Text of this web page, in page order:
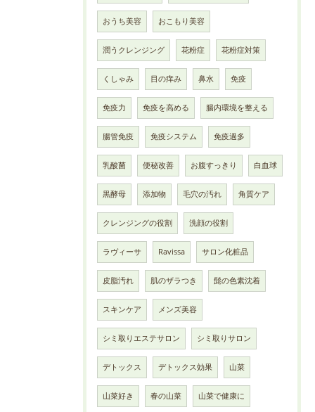
おうち美容 おこもり美容
潤うクレンジング 花粉症 花粉症対策
くしゃみ 目の痒み 鼻水 免疫
免疫力 免疫を高める 腸内環境を整える
腸管免疫 免疫システム 免疫過多
乳酸菌 便秘改善 お腹すっきり 白血球
黒酵母 添加物 毛穴の汚れ 角質ケア
クレンジングの役割 洗顔の役割
ラヴィーサ Ravissa サロン化粧品
皮脂汚れ 肌のザラつき 髭の色素沈着
スキンケア メンズ美容
シミ取りエステサロン シミ取りサロン
デトックス デトックス効果 山菜
山菜好き 春の山菜 山菜で健康に